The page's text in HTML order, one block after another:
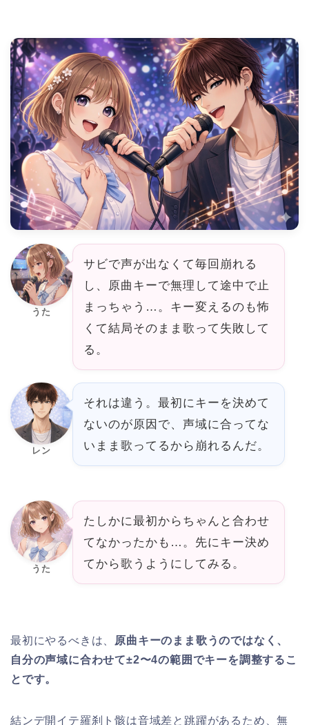
うた
サビで声が出なくて毎回崩れる
し、原曲キーで無理して途中で止
まっちゃう…。キー変えるのも怖
くて結局そのまま歌って失敗して
る。
レン
それは違う。最初にキーを決めて
ないのが原因で、声域に合ってな
いまま歌ってるから崩れるんだ。
うた
たしかに最初からちゃんと合わせ
てなかったかも…。先にキー決め
てから歌うようにしてみる。
最初にやるべきは、
原曲キーのまま歌うのではなく、
自分の声域に合わせて±2〜4の範囲でキーを調整するこ
とです。
結ンデ開イテ羅刹ト骸は音域差と跳躍があるため、無